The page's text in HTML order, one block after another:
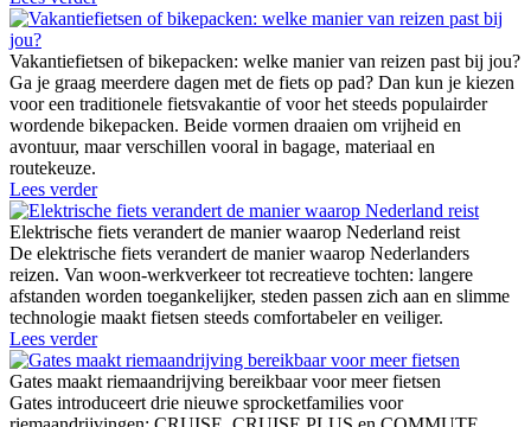
Vakantiefietsen of bikepacken: welke manier van reizen past bij jou?
Ga je graag meerdere dagen met de fiets op pad? Dan kun je kiezen
voor een traditionele fietsvakantie of voor het steeds populairder
wordende bikepacken. Beide vormen draaien om vrijheid en
avontuur, maar verschillen vooral in bagage, materiaal en
routekeuze.
Lees verder
Elektrische fiets verandert de manier waarop Nederland reist
De elektrische fiets verandert de manier waarop Nederlanders
reizen. Van woon-werkverkeer tot recreatieve tochten: langere
afstanden worden toegankelijker, steden passen zich aan en slimme
technologie maakt fietsen steeds comfortabeler en veiliger.
Lees verder
Gates maakt riemaandrijving bereikbaar voor meer fietsen
Gates introduceert drie nieuwe sprocketfamilies voor